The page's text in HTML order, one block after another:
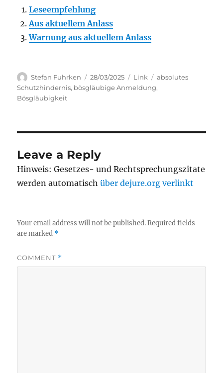
Leseempfehlung
Aus aktuellem Anlass
Warnung aus aktuellem Anlass
Author
Stefan Fuhrken
Posted
on
28/03/2025 Categories
Link Tags
absolutes
Schutzhindernis, bösgläubige Anmeldung,
Bösgläubigkeit
Leave a Reply
Hinweis: Gesetzes- und Rechtsprechungszitate
werden automatischüber dejure.org verlinkt
Your email address will not be published. Required fields
are marked *
COMMENT *